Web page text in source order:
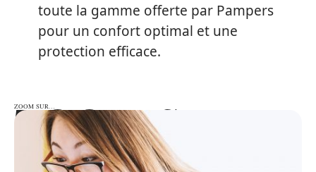
toute la gamme offerte par Pampers
pour un confort optimal et une
protection efficace.
ZOOM SUR…
ZOOM SUR…